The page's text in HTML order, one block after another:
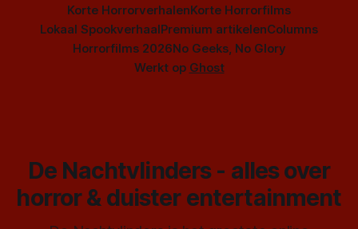
Korte HorrorverhalenKorte Horrorfilms
Lokaal SpookverhaalPremium artikelenColumns
Horrorfilms 2026No Geeks, No Glory
Werkt op Ghost
De Nachtvlinders - alles over
horror & duister entertainment